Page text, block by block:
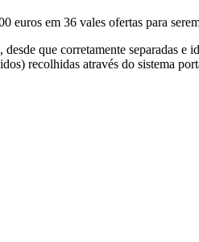
euros em 36 vales ofertas para
que corretamente separadas
recolhidas através do sistema